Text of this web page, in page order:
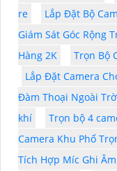
re
Lắp Đặt Bộ
Giám Sát Góc Rộng
Hàng 2K
Trọn Bộ
Lắp Đặt Camera
Đàm Thoại Ngoài
khí
Trọn bộ 4
Camera Khu Phố
Tích Hợp Míc Ghi